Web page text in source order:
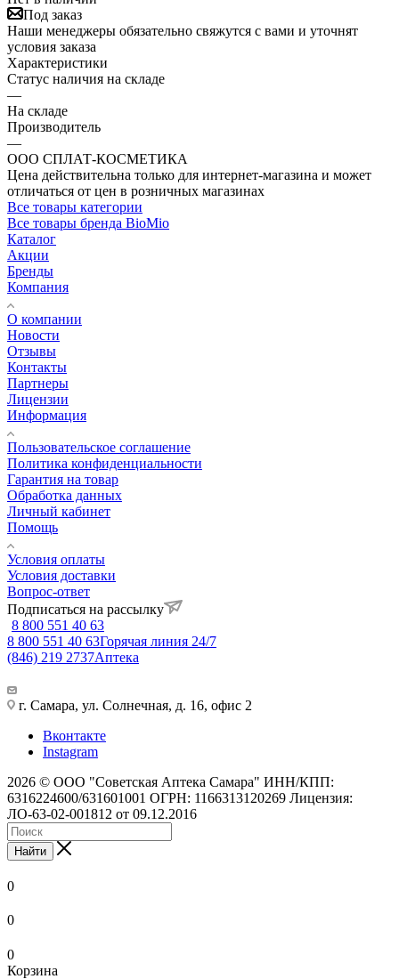
Под заказ
Наши менеджеры обязательно свяжутся с вами и уточнят
условия заказа
Характеристики
Статус наличия на складе
—
На складе
Производитель
—
ООО СПЛАТ-КОСМЕТИКА
Цена действительна только для интернет-магазина и может
отличаться от цен в розничных магазинах
Все товары категории
Все товары бренда BioMio
Каталог
Акции
Бренды
Компания
О компании
Новости
Отзывы
Контакты
Партнеры
Лицензии
Информация
Пользовательское соглашение
Политика конфиденциальности
Гарантия на товар
Обработка данных
Личный кабинет
Помощь
Условия оплаты
Условия доставки
Вопрос-ответ
Подписаться на рассылку
8 800 551 40 63
8 800 551 40 63Горячая линия 24/7
(846) 219 2737Аптека
г. Самара, ул. Солнечная, д. 16, офис 2
Вконтакте
Instagram
2026 © ООО "Советская Аптека Самара" ИНН/КПП:
6316224600/631601001 ОГРН: 1166313120269 Лицензия:
ЛО-63-02-001812 от 09.12.2016
Найти
0
0
0
Корзина